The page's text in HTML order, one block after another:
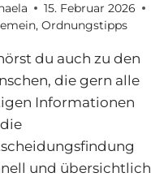
15. Februar 2026
, Ordnungstipps
du auch zu den
die gern alle
Informationen
und übersichtlich